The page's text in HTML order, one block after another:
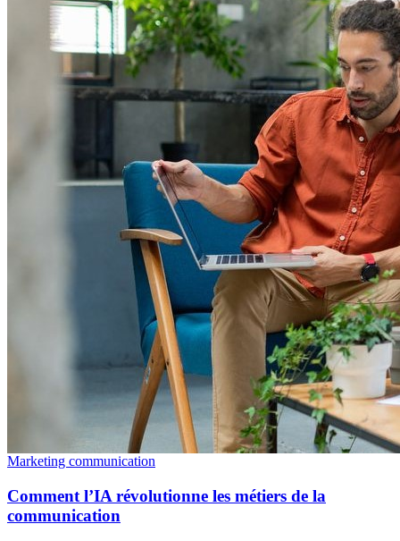
Marketing communication
Comment l’IA révolutionne les métiers de la
communication